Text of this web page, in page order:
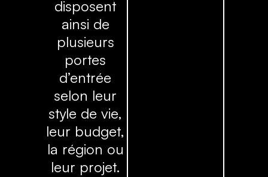
disposent
ainsi de
plusieurs
portes
d’entrée
selon leur
style de vie,
leur budget,
la région ou
leur projet.